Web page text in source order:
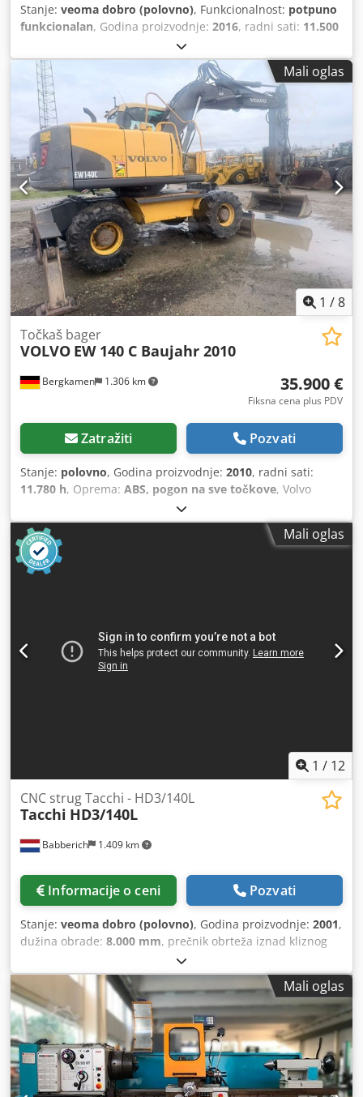
Stanje: veoma dobro (polovno), Funkcionalnost: potpuno
funkcionalan, Godina proizvodnje: 2016, radni sati: 11.500
, * 11.500 радних сати * Радна тежина 15.700 kg * Снага
мотора 77 kW Cjdpfx Agoy Rm H Es Ueha * Roadliner *
Хидраулични брзи спој * Клима уређај
Mali oglas
1 /8
Bergkamen 1.306 km
Točkaš bager
VOLVO EW 140 C Baujahr 2010
35.900 €
Fiksna cena plus PDV
Zatražiti Pozvati
Stanje: polovno, Godina proizvodnje: 2010, radni sati:
11.780 h, Oprema: ABS, pogon na sve točkove, Volvo
BAGER EW140C klima uređaj 16.850 kg Cedeyltr Aopfx Ag
Uoha 91 kW Odlično stanje
Mali oglas
1 / 12
Babberich 1.409 km
CNC strug Tacchi - HD3/140L
Tacchi HD3/140L
Informacije o ceni Pozvati
Stanje: veoma dobro (polovno), Godina proizvodnje: 2001,
dužina obrade: 8.000 mm, prečnik obrteža iznad kliznog
, maksimalna težina obratka:
prečnik obrtanja iznad gornjeg suporta:1.550 mm, Prečnik
obrte na ležaju Ø 2000 mm Chsdpfxsxxxbzs Ag Usa Prečnik
obrte na klizaču 1550 mm Dužina obrade 8000 mm Provrt
vretena 150 mm Snaga vretena 95 kW Širina ležaja 1400
mm Pinola Ø 260 Hod pinole 200 mm Prijem vretena Metric
80 Mk Težina radnog komada 25000 kg Struja 95 A Brzina
obrtanja 360 o/min Posmak X-osa 0 - 6000 mm/min Posmak
Mali oglas